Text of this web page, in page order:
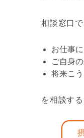
相談窓口
お仕事
ご自身
将来こ
を相談す